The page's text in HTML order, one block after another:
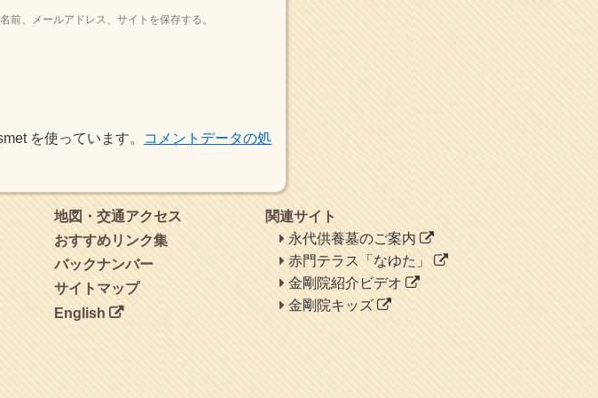
前、メールアドレス、サイトを保存する。
を使っています。
コメントデータの処
よ。
ヘェ～という感じ
chocolab.Air♪DIALY
ラブラドールのワンちゃん
がかわいいよ
地図・交通アクセス
おすすめリンク集
バックナンバー
サイトマップ
English
関連サイト
永代供養墓のご案内
赤門テラス「なゆた」
金剛院紹介ビデオ
金剛院キッズ